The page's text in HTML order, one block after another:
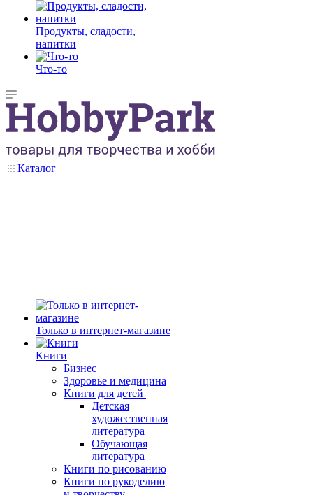
Продукты, сладости,
напитки
Что-то
Каталог
Только в интернет-магазине
Книги
Бизнес
Здоровье и медицина
Книги для детей
Детская
художественная
литература
Обучающая
литература
Книги по рисованию
Книги по рукоделию